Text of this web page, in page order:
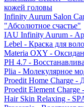
кожей головы
Infinity Aurum Salon
"Абсолютное счастье"
IAU Infinity Aurum -
Lebel - Краска для
Materia OXY -
PH 4.7 -
Plia - Молекулярное
Proedit Home Charge -
Proedit Element
Hair Skin Relaxing -